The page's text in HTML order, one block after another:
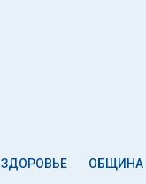
ЗДОРОВЬЕ ОБЩИНА